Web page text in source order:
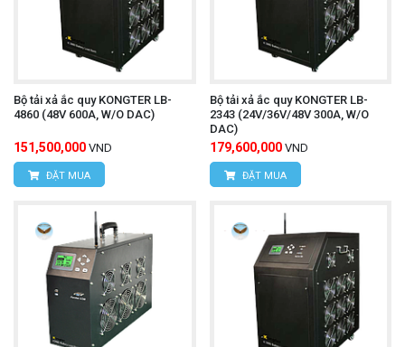
Bộ tải xả ắc quy KONGTER LB-
4860 (48V 600A, W/O DAC)
151,500,000 VND
ĐẶT MUA
Bộ tải xả ắc quy KONGTER LB-
2343 (24V/36V/48V 300A, W/O
DAC)
179,600,000 VND
ĐẶT MUA